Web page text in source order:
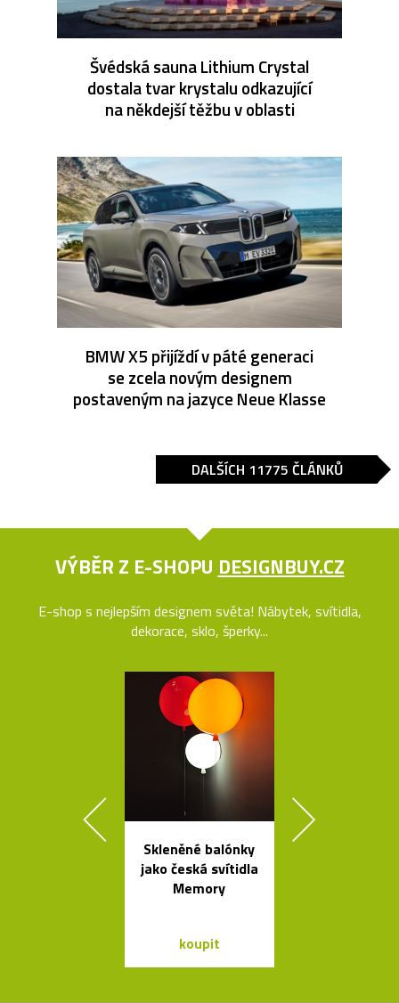
Švédská sauna Lithium Crystal
dostala tvar krystalu odkazující
na někdejší těžbu v oblasti
BMW X5 přijíždí v páté generaci
se zcela novým designem
postaveným na jazyce Neue Klasse
DALŠÍCH 11775 ČLÁNKŮ
VÝBĚR Z E-SHOPU DESIGNBUY.CZ
E-shop s nejlepším designem světa! Nábytek, svítidla,
dekorace, sklo, šperky...
Skleněné balónky
jako česká svítidla
Memory
koupit